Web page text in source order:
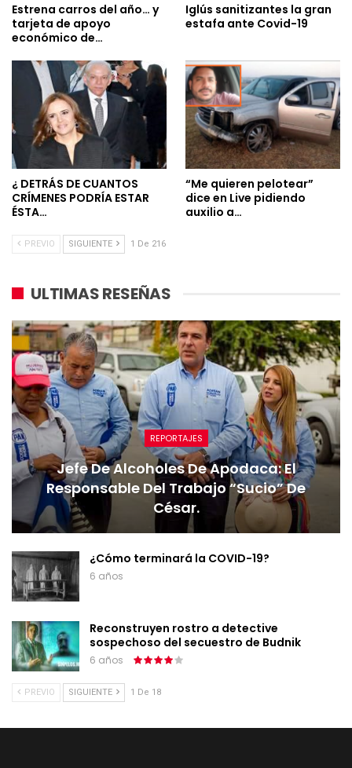
Estrena carros del año… y
tarjeta de apoyo
económico de…
Iglús sanitizantes la gran
estafa ante Covid-19
¿ DETRÁS DE CUANTOS
CRÍMENES PODRÍA ESTAR
ÉSTA…
“Me quieren pelotear”
dice en Live pidiendo
auxilio a…
PREVIO SIGUIENTE 1 De 216
ULTIMAS RESEÑAS
REPORTAJES
Jefe De Alcoholes De Apodaca: El
Responsable Del Trabajo “sucio” De
César.
¿Cómo terminará la COVID-19?
6 años
Reconstruyen rostro a detective
sospechoso del secuestro de Budnik
6 años
PREVIO SIGUIENTE 1 De 18